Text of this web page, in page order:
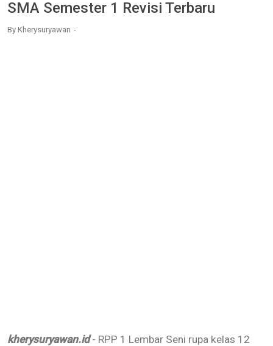
SMA Semester 1 Revisi Terbaru
By Kherysuryawan
kherysuryawan.id- RPP 1 Lembar Seni rupa kelas 12